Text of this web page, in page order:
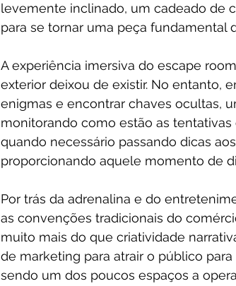
levemente inclinado, um cadeado de
para se tornar uma peça fundamental
A experiência imersiva do escape
exterior deixou de existir. No entanto,
enigmas e encontrar chaves ocultas,
monitorando como estão as
quando necessário passando dicas
proporcionando aquele momento de
Por trás da adrenalina e do
as convenções tradicionais do
muito mais do que criatividade
de marketing para atrair o público
sendo um dos poucos espaços a